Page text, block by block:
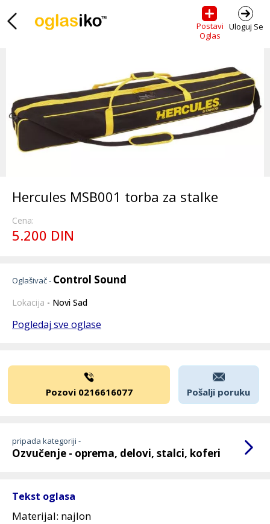
Postavi
Oglas
Uloguj Se
Hercules MSB001 torba za stalke
Cena:
5.200 DIN
Oglašivač - Control Sound
Lokacija - Novi Sad
Pogledaj sve oglase
Pozovi 0216616077 Pošalji poruku
pripada kategoriji -
Ozvučenje - oprema, delovi, stalci, koferi
Tekst oglasa
Materijal: najlon